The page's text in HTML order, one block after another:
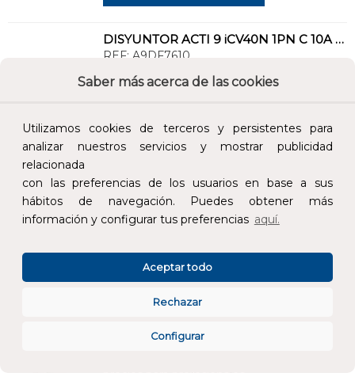
Saber más acerca de las cookies
Utilizamos cookies de terceros y persistentes para
analizar nuestros servicios y mostrar publicidad
relacionada
con las preferencias de los usuarios en base a sus
hábitos de navegación. Puedes obtener más
información y configurar tus preferencias aquí.
Configurar
Rechazar
Aceptar todo
DISYUNTOR ACTI 9 iCV40N 1PN C 10A 300mA ASI RCBO
REF: A9DF7610
precios para profesionales.
Impuestos no incluidos.
A9DF7625
Añade al carrito y sigue el proceso de